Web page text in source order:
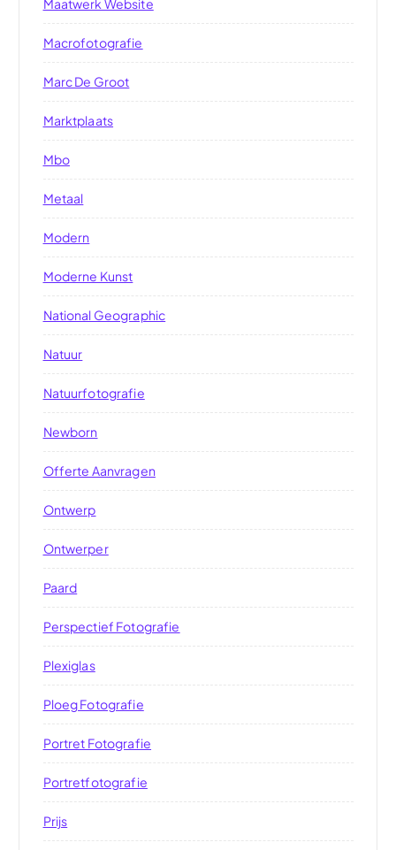
Maatwerk Website
Macrofotografie
Marc De Groot
Marktplaats
Mbo
Metaal
Modern
Moderne Kunst
National Geographic
Natuur
Natuurfotografie
Newborn
Offerte Aanvragen
Ontwerp
Ontwerper
Paard
Perspectief Fotografie
Plexiglas
Ploeg Fotografie
Portret Fotografie
Portretfotografie
Prijs